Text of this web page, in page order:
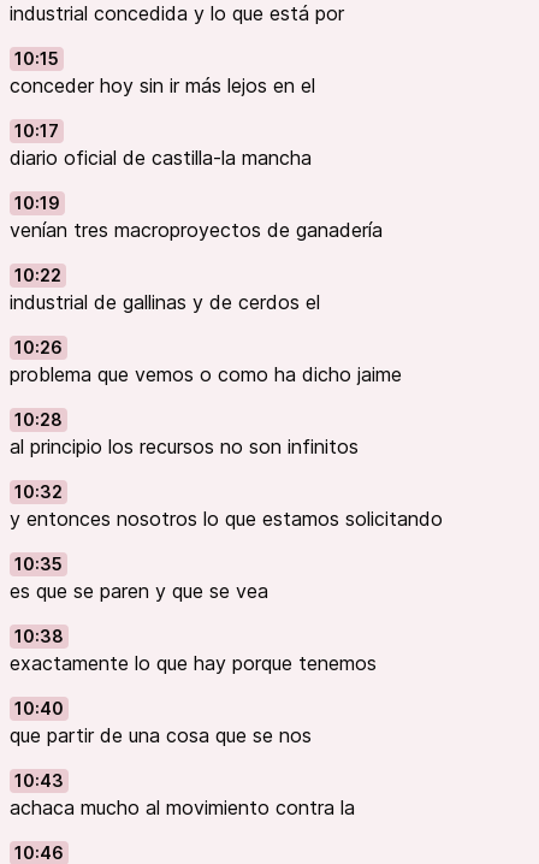
industrial concedida y lo que está por
10:15
conceder hoy sin ir más lejos en el
10:17
diario oficial de castilla-la mancha
10:19
venían tres macroproyectos de ganadería
10:22
industrial de gallinas y de cerdos el
10:26
problema que vemos o como ha dicho jaime
10:28
al principio los recursos no son infinitos
10:32
y entonces nosotros lo que estamos solicitando
10:35
es que se paren y que se vea
10:38
exactamente lo que hay porque tenemos
10:40
que partir de una cosa que se nos
10:43
achaca mucho al movimiento contra la
10:46